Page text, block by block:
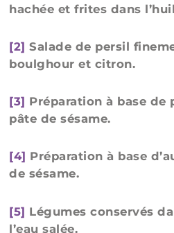
hachée et frites dans
[2] Salade de persil
boulghour et citron.
[3] Préparation à base de
pâte de sésame.
[4] Préparation à base
de sésame.
[5] Légumes conservés
l’eau salée.